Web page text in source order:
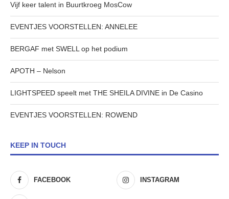
Vijf keer talent in Buurtkroeg MosCow
EVENTJES VOORSTELLEN: ANNELEE
BERGAF met SWELL op het podium
APOTH – Nelson
LIGHTSPEED speelt met THE SHEILA DIVINE in De Casino
EVENTJES VOORSTELLEN: ROWEND
KEEP IN TOUCH
FACEBOOK INSTAGRAM